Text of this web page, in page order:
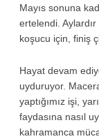
Mayıs sonuna
ertelendi.
koşucu için, finiş
Hayat devam
uyduruyor.
yaptığımız işi,
faydasına nasıl
kahramanca